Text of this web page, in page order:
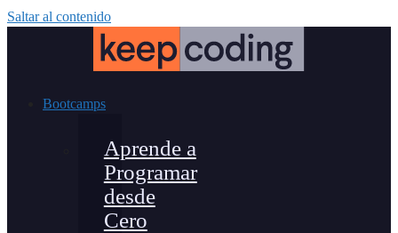
Saltar al contenido
Bootcamps
Aprende a
Programar
desde
Cero